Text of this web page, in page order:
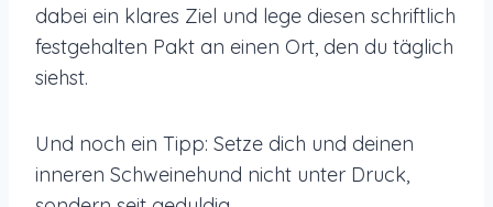
dabei ein klares Ziel und lege diesen schriftlich
festgehalten Pakt an einen Ort, den du täglich
siehst.
Und noch ein Tipp: Setze dich und deinen
inneren Schweinehund nicht unter Druck,